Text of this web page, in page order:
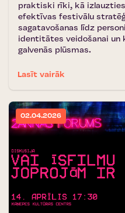
praktiski rīki, kā
efektīvas festivālu
sagatavošanas līdz
identitātes veidošanai un
galvenās plūsmas.
Lasīt vairāk
02.04.2026